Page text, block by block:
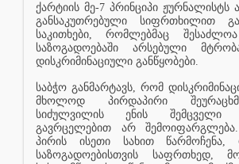
ქარტიის მე-7 პრინციპი ჟურნალისტს
განსაკუთრებული სიფრთხილით
საკითხები, რომლებმაც
საზოგადოებაში არსებული
დისკრიმინაციული განწყობები.
საბჭო განმარტავს, რომ
მხოლოდ პირდაპირი
სიძულვილის ენის შემცველი
გავრცელებით არ
პირის ისეთი სახით
საზოგადოებისთვის საფრთხედ,